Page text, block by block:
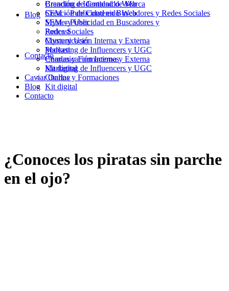
Branding e Identidad de Marca
Creación de Contenido Web
SEM – Publicidad en Buscadores y
Redes Sociales
Mystery User
Podcast
Comunicación Interna y Externa
Marketing de Influencers y UGC
Charlas y Formaciones
Kit digital
Blog
Contacto
Creación de Contenido Web
SEM – Publicidad en Buscadores y Redes Sociales
Mystery User
Podcast
Comunicación Interna y Externa
Marketing de Influencers y UGC
Charlas y Formaciones
Kit digital
Caviar Online
Blog
Contacto
¿Conoces los piratas sin parche
en el ojo?